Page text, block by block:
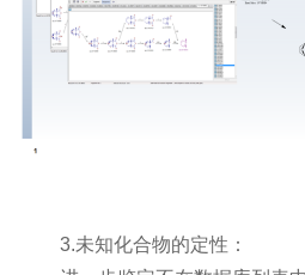
3.未知化合物的定性：